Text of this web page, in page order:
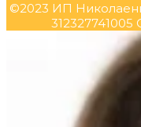
©2023 ИП